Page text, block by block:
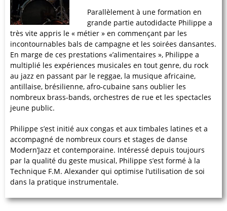
Parallèlement à une formation en
grande partie autodidacte Philippe a
très vite appris le « métier » en commençant par les
incontournables bals de campagne et les soirées dansantes.
En marge de ces prestations «’alimentaires », Philippe a
multiplié les expériences musicales en tout genre, du rock
au jazz en passant par le reggae, la musique africaine,
antillaise, brésilienne, afro-cubaine sans oublier les
nombreux brass-bands, orchestres de rue et les spectacles
jeune public.
Philippe s’est initié aux congas et aux timbales latines et a
accompagné de nombreux cours et stages de danse
Modern’Jazz et contemporaine. Intéressé depuis toujours
par la qualité du geste musical, Philippe s’est formé à la
Technique F.M. Alexander qui optimise l’utilisation de soi
dans la pratique instrumentale.